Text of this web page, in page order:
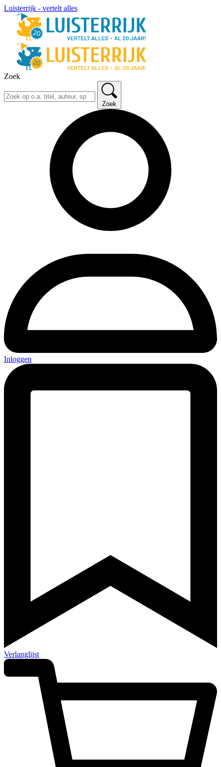
Luisterrijk - vertelt alles
Zoek
Zoek
Inloggen
Verlanglijst